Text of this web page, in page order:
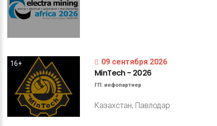
16+ 09 сентября 2026
MinTech- 2026
ГП: инфопартнер
Казахстан, Павлодар